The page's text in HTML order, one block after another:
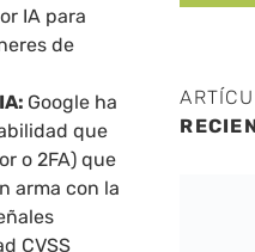
IA para
de
Google ha
que
o 2FA) que
arma con la
CVSS